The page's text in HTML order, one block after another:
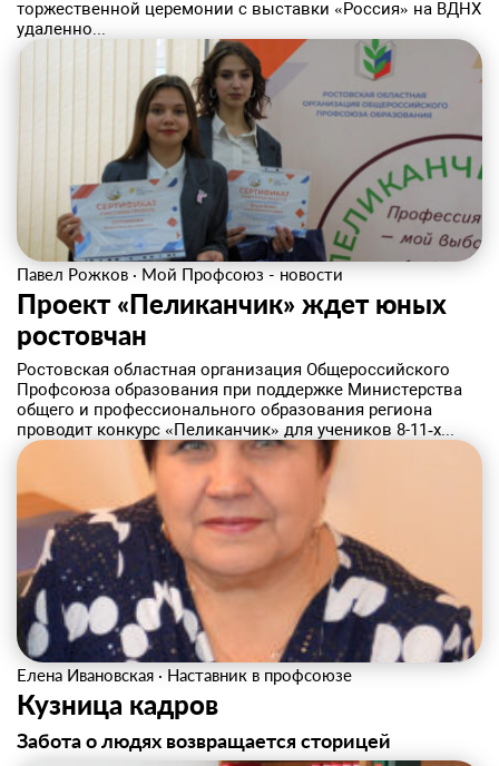
торжественной церемонии с выставки «Россия» на ВДНХ
удаленно...
Павел Рожков · Мой Профсоюз - новости
Проект «Пеликанчик» ждет юных
ростовчан
Ростовская областная организация Общероссийского
Профсоюза образования при поддержке Министерства
общего и профессионального образования региона
проводит конкурс «Пеликанчик» для учеников 8-11‑х...
Елена Ивановская · Наставник в профсоюзе
Кузница кадров
Забота о людях возвращается сторицей